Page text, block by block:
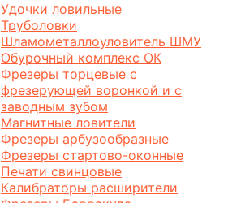
Удочки ловильные
Труболовки
Шламометаллоуловитель ШМУ
Обурочный комплекс ОК
Фрезеры торцевые с
фрезерующей воронкой и с
заводным зубом
Магнитные ловители
Фрезеры арбузообразные
Фрезеры стартово-оконные
Печати свинцовые
Калибраторы расширители